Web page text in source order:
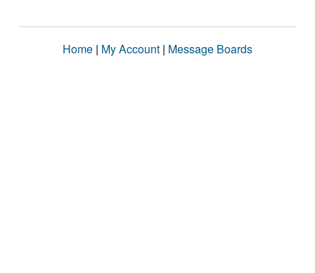
Home | My Account | Message Boards